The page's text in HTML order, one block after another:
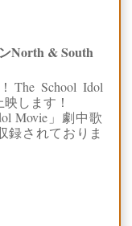
North & South
School Idol
します！
Movie」劇中歌
録されておりま